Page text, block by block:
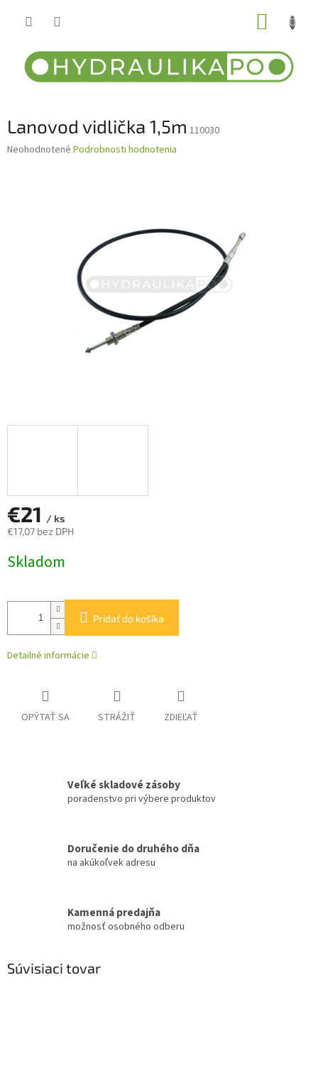
Lanovod vidlička 1,5m 110030
Priemerné
Neohodnotené Podrobnosti hodnotenia
€21 / ks
€17,07 bez DPH
cena:
Skladom
Pridať do košíka
Detailné informácie
OPÝTAŤ SA STRÁŽIŤ ZDIEĽAŤ
Veľké skladové zásoby
poradenstvo pri výbere produktov
Doručenie do druhého dňa
na akúkoľvek adresu
Kamenná predajňa
možnosť osobného odberu
Súvisiaci tovar